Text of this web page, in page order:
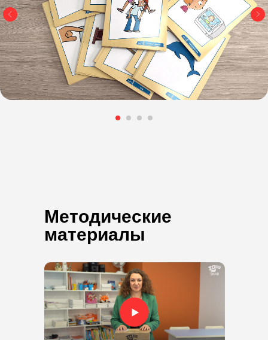
Методические
материалы